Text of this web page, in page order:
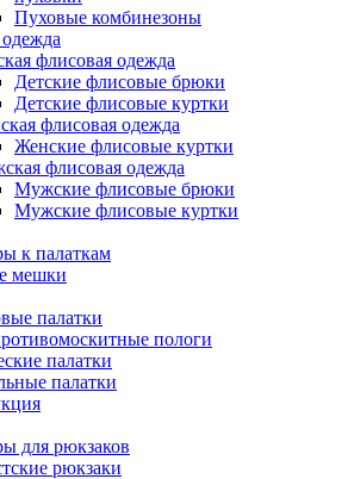
Пуховые комбинезоны
флисовая одежда
Детские флисовые брюки
Детские флисовые куртки
флисовая одежда
Женские флисовые куртки
флисовая одежда
Мужские флисовые брюки
Мужские флисовые куртки
к палаткам
мешки
палатки
пологи
палатки
палатки
для рюкзаков
рюкзаки